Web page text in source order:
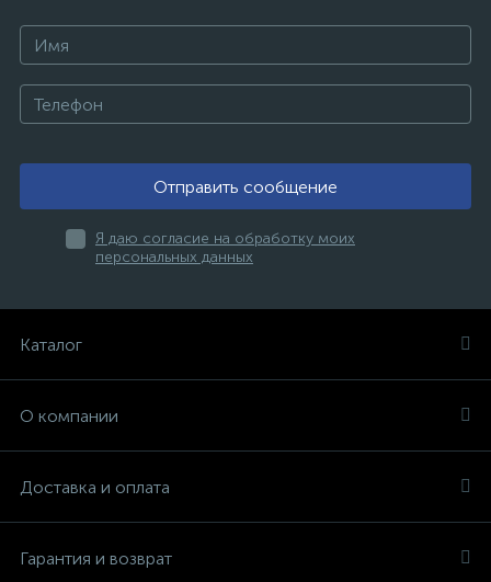
Отправить сообщение
Я даю согласие на обработку моих
персональных данных
Каталог
О компании
Доставка и оплата
Гарантия и возврат